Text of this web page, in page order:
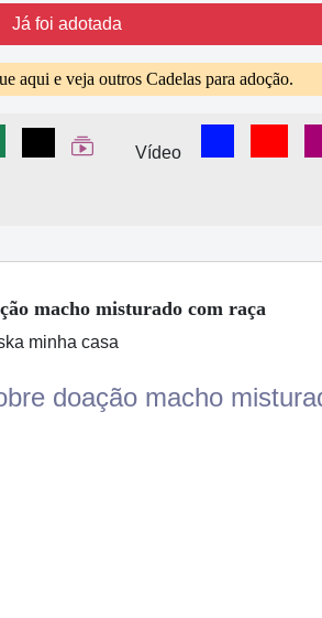
Já foi adotada
aqui e veja outros Cadelas para adoção.
no Facebook
Compartilhar no WhatsApp
Compartilhar
Ver Web Story
Vídeo
Ver
macho misturado com raça
minha casa
doação macho